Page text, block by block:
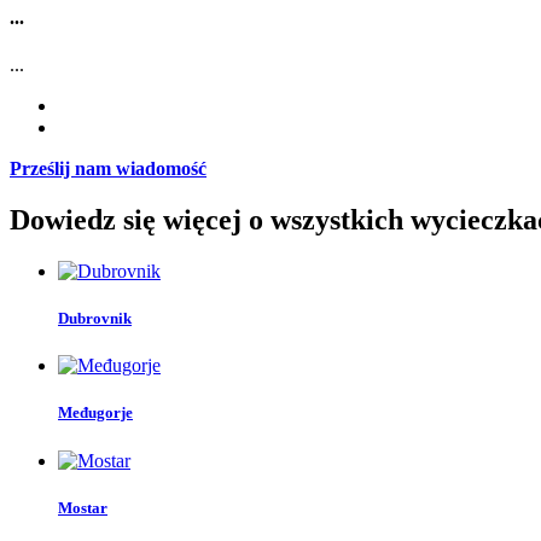
...
...
Prześlij nam wiadomość
Dowiedz się więcej o wszystkich
Dubrovnik
Međugorje
Mostar